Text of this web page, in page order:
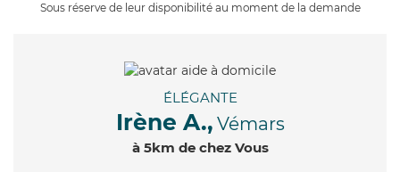
Sous réserve de leur disponibilité au moment de la demande
ÉLÉGANTE
Irène A., Vémars
à 5km de chez Vous